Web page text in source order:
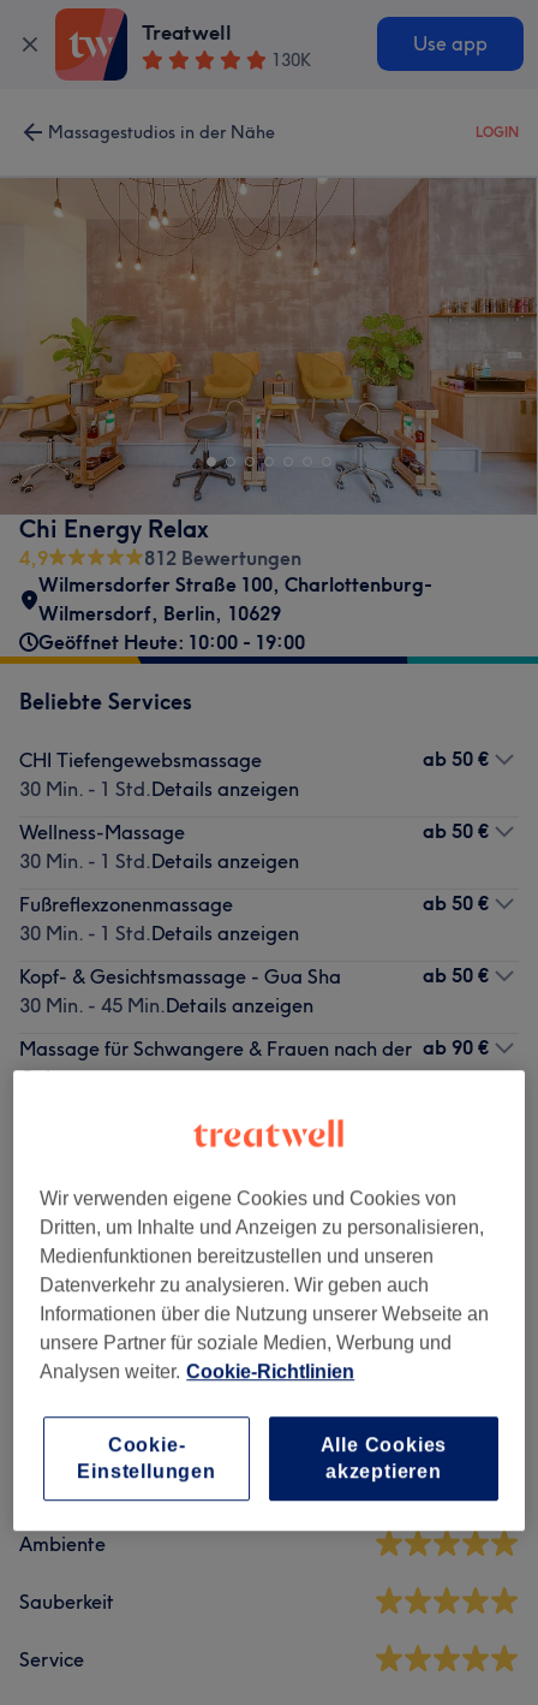
Treatwell
130K
Use app
Massagestudios in der Nähe LOGIN
Chi Energy Relax
4,9
812 Bewertungen
Wilmersdorfer Straße 100, Charlottenburg-
Wilmersdorf, Berlin, 10629
Geöffnet Heute: 10:00 - 19:00
Beliebte Services
CHI Tiefengewebsmassage
30 Min. - 1 Std.Details anzeigen
ab 50 €
Wellness-Massage
30 Min. - 1 Std.Details anzeigen
ab 50 €
Fußreflexzonenmassage
30 Min. - 1 Std.Details anzeigen
ab 50 €
Kopf- & Gesichtsmassage - Gua Sha
30 Min. - 45 Min.Details anzeigen
ab 50 €
Massage für Schwangere & Frauen nach der
Geburt
ab 90 €
Massagen (7) ab 50 €
Salonbewertungen
4,9 812 Bewertungen
Ambiente
Sauberkeit
Service
Wir verwenden eigene Cookies und Cookies von
Dritten, um Inhalte und Anzeigen zu personalisieren,
Medienfunktionen bereitzustellen und unseren
Datenverkehr zu analysieren. Wir geben auch
Informationen über die Nutzung unserer Webseite an
unsere Partner für soziale Medien, Werbung und
Analysen weiter. Cookie-Richtlinien
Cookie-
Einstellungen
Alle Cookies
akzeptieren